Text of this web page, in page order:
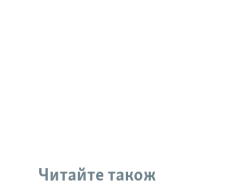
Читайте також